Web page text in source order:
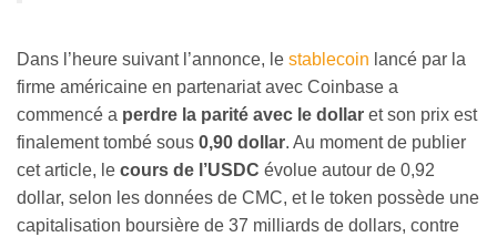
Dans l’heure suivant l’annonce, le stablecoin lancé par la
firme américaine en partenariat avec Coinbase a
commencé a perdre la parité avec le dollar et son prix est
finalement tombé sous 0,90 dollar. Au moment de publier
cet article, le cours de l’USDC évolue autour de 0,92
dollar, selon les données de CMC, et le token possède une
capitalisation boursière de 37 milliards de dollars, contre